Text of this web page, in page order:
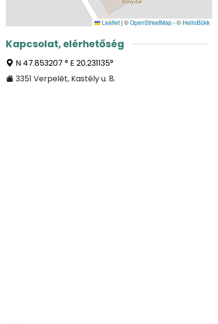
Leaflet | ©OpenStreetMap- © HelloBükk
Kapcsolat, elérhetőség
N 47.853207 ° E 20.231135°
3351 Verpelét, Kastély u. 8.